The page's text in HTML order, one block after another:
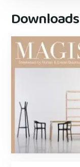
Downloads